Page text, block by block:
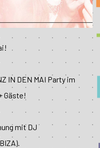
IN DEN MAI Party im
Gäste!
mit DJ